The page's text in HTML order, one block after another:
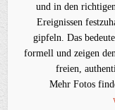
und in den
Ereignissen
gipfeln. Das
formell und zeigen
freien,
Mehr Fotos